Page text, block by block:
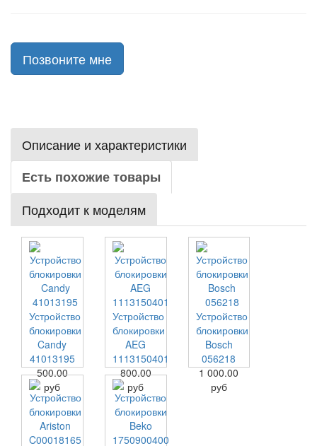
Позвоните мне
Описание и характеристики
Есть похожие товары
Подходит к моделям
Устройство
блокировки
Candy
41013195
500.00
руб
Устройство
блокировки
AEG
1113150401
800.00
руб
Устройство
блокировки
Bosch
056218
1 000.00
руб